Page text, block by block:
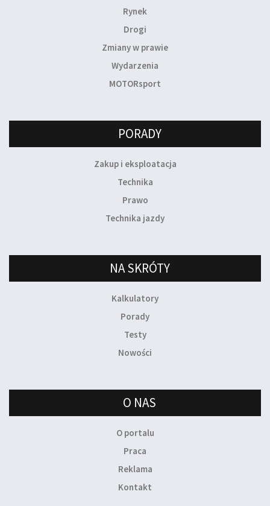
Rynek
Drogi
Zmiany w prawie
Wydarzenia
MOTORsport
PORADY
Zakup i eksploatacja
Technika
Prawo
Technika jazdy
NA SKRÓTY
Kalkulatory
Porady
Testy
Nowości
O NAS
O portalu
Praca
Reklama
Kontakt